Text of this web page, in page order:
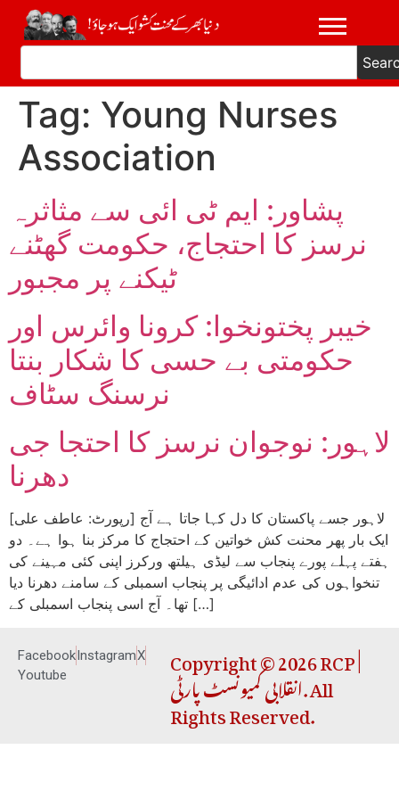
Tag: Young Nurses
Association
پشاور: ایم ٹی ائی سے مثاثرہ
نرسز کا احتجاج، حکومت گھٹنے
ٹیکنے پر مجبور
خیبر پختونخوا: کرونا وائرس اور
حکومتی بے حسی کا شکار بنتا
نرسنگ سٹاف
لاہور: نوجوان نرسز کا احتجا جی
دھرنا
[رپورٹ: عاطف علی] لاہور جسے پاکستان کا دل کہا جاتا ہے آج
ایک بار پھر محنت کش خواتین کے احتجاج کا مرکز بنا ہوا ہے۔ دو
ہفتے پہلے پورے پنجاب سے لیڈی ہیلتھ ورکرز اپنی کئی مہینے کی
تنخواہوں کی عدم ادائیگی پر پنجاب اسمبلی کے سامنے دھرنا دیا
تھا۔ آج اسی پنجاب اسمبلی کے […]
FacebookInstagramX
Youtube
Copyright © 2026 RCP |
انقلابی کمیونسٹ پارٹی. All
Rights Reserved.